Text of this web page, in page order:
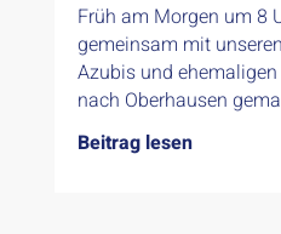
Früh am Morgen um 8
gemeinsam mit
Azubis und
nach Oberhausen
Beitrag lesen